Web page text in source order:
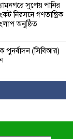
সুপেয় পানির
নিরসনে গণতান্ত্রিক
অনুষ্ঠিত
পুনর্বাসন (সিবিআর)